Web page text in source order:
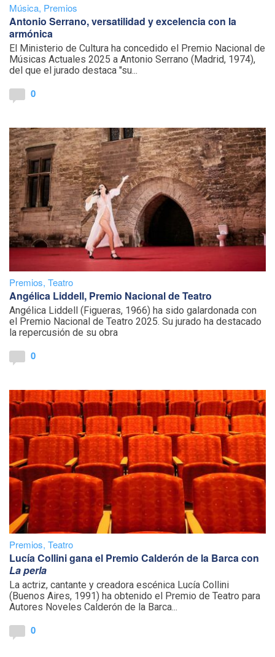
Música, Premios
Antonio Serrano, versatilidad y excelencia con la
armónica
El Ministerio de Cultura ha concedido el Premio Nacional de
Músicas Actuales 2025 a Antonio Serrano (Madrid, 1974),
del que el jurado destaca "su...
0
Premios, Teatro
Angélica Liddell, Premio Nacional de Teatro
Angélica Liddell (Figueras, 1966) ha sido galardonada con
el Premio Nacional de Teatro 2025. Su jurado ha destacado
la repercusión de su obra
0
Premios, Teatro
Lucía Collini gana el Premio Calderón de la Barca con
La perla
La actriz, cantante y creadora escénica Lucía Collini
(Buenos Aires, 1991) ha obtenido el Premio de Teatro para
Autores Noveles Calderón de la Barca...
0